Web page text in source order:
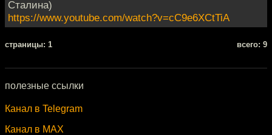
Сталина)
https://www.youtube.com/watch?v=cC9e6XCtTiA
cтраницы: 1 всего: 9
полезные ссылки
Канал в Telegram
Канал в MAX